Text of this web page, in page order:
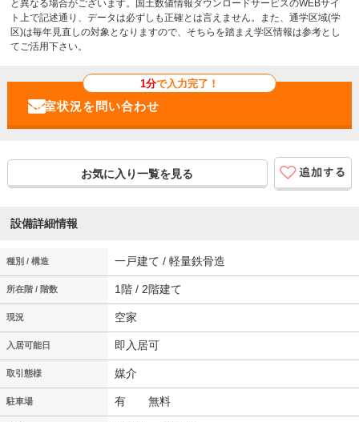
と異なる場合がございます。国土数値情報ダウンロードサービスのWEBサイ
ト上で記述通り、データは必ずしも正確とは言えません。また、通学区域(学
区)は毎年見直しの対象となりますので、そちらを踏まえ学区情報は参考とし
てご活用下さい。
1分で入力完了！
お気に入り一覧を見る
設備詳細情報
種別 / 構造 一戸建て / 軽量鉄骨造
所在階 / 階数 1階 / 2階建て
現況 空家
入居可能日 即入居可
取引態様 媒介
駐車場 有 無料